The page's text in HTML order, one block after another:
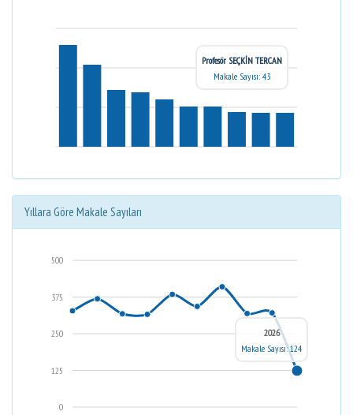
Profesör SEÇKİN TERCAN
Makale Sayısı: 43
Yıllara Göre Makale Sayıları
0
125
250
375
500
2026
Makale Sayısı: 124